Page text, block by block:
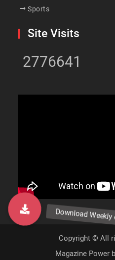
Sports
Site Visits
2776641
Copyright © All
Magazine Power